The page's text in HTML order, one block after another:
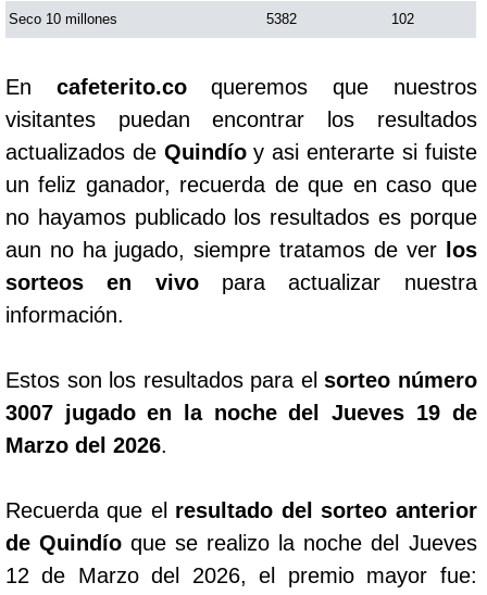
Seco 10 millones 5382 102
En cafeterito.coqueremos que nuestros
visitantes puedan encontrar los resultados
actualizados de Quindíoy asi enterarte si fuiste
un feliz ganador, recuerda de que en caso que
no hayamos publicado los resultados es porque
aun no ha jugado, siempre tratamos de ver
los
sorteos en vivopara actualizar nuestra
información.
Estos son los resultados para elsorteo número
3007 jugado en la noche del Jueves 19 de
Marzo del 2026.
Recuerda que el resultado del sorteo anterior
de Quindío que se realizo la noche del Jueves
12 de Marzo del 2026, el premio mayor fue: